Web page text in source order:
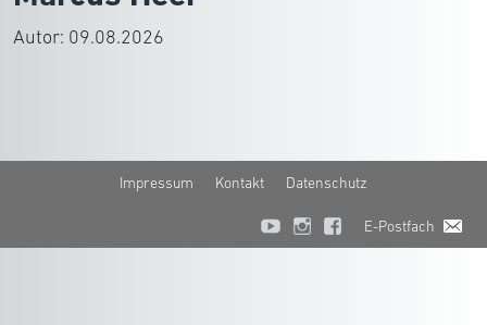
Autor: 09.08.2026
Impressum Kontakt Datenschutz
E-Postfach